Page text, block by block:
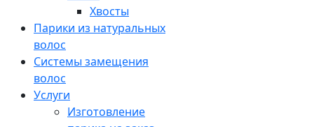
Хвосты
Парики из натуральных
волос
Системы замещения
волос
Услуги
Изготовление